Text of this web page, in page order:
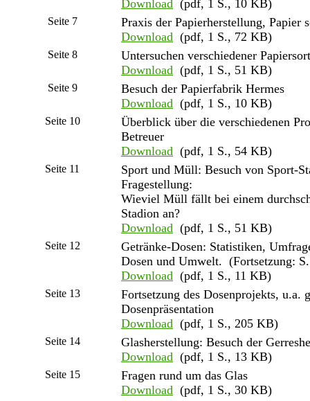
Download (pdf, 1 S., 10 KB)
Seite 7
Praxis der Papierherstellung, Papier
Download (pdf, 1 S., 72 KB)
Seite 8
Untersuchen verschiedener
Download (pdf, 1 S., 51 KB)
Seite 9
Besuch der Papierfabrik Hermes
Download (pdf, 1 S., 10 KB)
Seite 10
Überblick über die verschiedenen
Betreuer
Download (pdf, 1 S., 54 KB)
Seite 11
Sport und Müll: Besuch von Sport-
Fragestellung:
Wieviel Müll fällt bei einem
Stadion an?
Download (pdf, 1 S., 51 KB)
Seite 12
Getränke-Dosen: Statistiken,
Dosen und Umwelt. (Fortsetzung:
Download (pdf, 1 S., 11 KB)
Seite 13
Fortsetzung des Dosenprojekts, u.a.
Dosenpräsentation
Download (pdf, 1 S., 205 KB)
Seite 14
Glasherstellung: Besuch der
Download (pdf, 1 S., 13 KB)
Seite 15
Fragen rund um das Glas
Download (pdf, 1 S., 30 KB)